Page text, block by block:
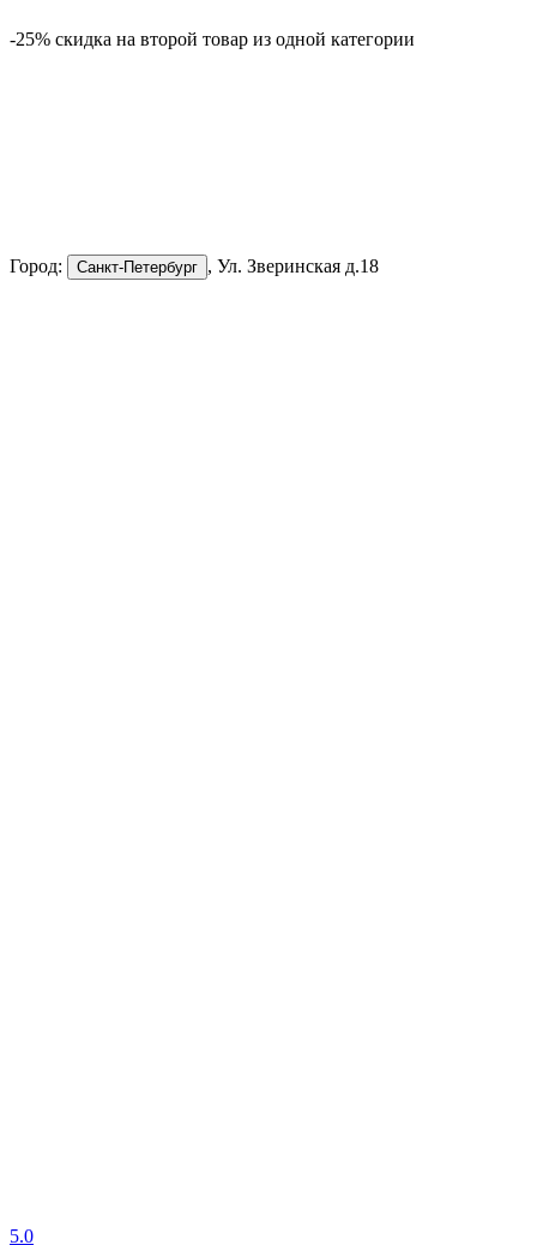
-25% скидка на второй товар из одной категории
Город: Санкт-Петербург , Ул. Зверинская д.18
5.0